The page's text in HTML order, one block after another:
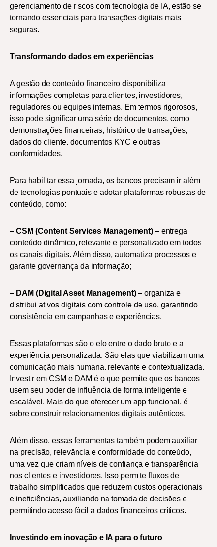
gerenciamento de riscos com tecnologia de IA, estão se
tornando essenciais para transações digitais mais
seguras.
Transformando dados em experiências
A gestão de conteúdo financeiro disponibiliza
informações completas para clientes, investidores,
reguladores ou equipes internas. Em termos rigorosos,
isso pode significar uma série de documentos, como
demonstrações financeiras, histórico de transações,
dados do cliente, documentos KYC e outras
conformidades.
Para habilitar essa jornada, os bancos precisam ir além
de tecnologias pontuais e adotar plataformas robustas de
conteúdo, como:
– CSM (Content Services Management) – entrega
conteúdo dinâmico, relevante e personalizado em todos
os canais digitais. Além disso, automatiza processos e
garante governança da informação;
– DAM (Digital Asset Management) – organiza e
distribui ativos digitais com controle de uso, garantindo
consistência em campanhas e experiências.
Essas plataformas são o elo entre o dado bruto e a
experiência personalizada. São elas que viabilizam uma
comunicação mais humana, relevante e contextualizada.
Investir em CSM e DAM é o que permite que os bancos
usem seu poder de influência de forma inteligente e
escalável. Mais do que oferecer um app funcional, é
sobre construir relacionamentos digitais autênticos.
Além disso, essas ferramentas também podem auxiliar
na precisão, relevância e conformidade do conteúdo,
uma vez que criam níveis de confiança e transparência
nos clientes e investidores. Isso permite fluxos de
trabalho simplificados que reduzem custos operacionais
e ineficiências, auxiliando na tomada de decisões e
permitindo acesso fácil a dados financeiros críticos.
Investindo em inovação e IA para o futuro